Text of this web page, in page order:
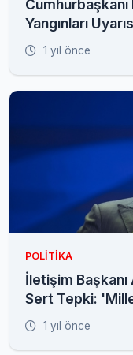
Yangınları
Altında'
1 yıl önce
POLITIKA
İletişim
Sert Tepki:
1 yıl önce